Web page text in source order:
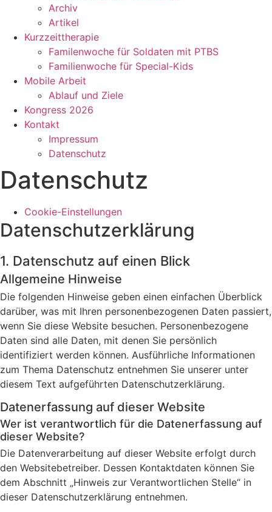
Archiv
Artikel
Kurzzeittherapie
Familenwoche für Soldaten mit PTBS
Familienwoche für Special-Kids
Mobile Arbeit
Ablauf und Ziele
Kongress 2026
Kontakt
Impressum
Datenschutz
Datenschutz
Cookie-Einstellungen
Datenschutz­erklärung
1. Datenschutz auf einen Blick
Allgemeine Hinweise
Die folgenden Hinweise geben einen einfachen Überblick
darüber, was mit Ihren personenbezogenen Daten passiert,
wenn Sie diese Website besuchen. Personenbezogene
Daten sind alle Daten, mit denen Sie persönlich
identifiziert werden können. Ausführliche Informationen
zum Thema Datenschutz entnehmen Sie unserer unter
diesem Text aufgeführten Datenschutzerklärung.
Datenerfassung auf dieser Website
Wer ist verantwortlich für die Datenerfassung auf
dieser Website?
Die Datenverarbeitung auf dieser Website erfolgt durch
den Websitebetreiber. Dessen Kontaktdaten können Sie
dem Abschnitt „Hinweis zur Verantwortlichen Stelle“ in
dieser Datenschutzerklärung entnehmen.